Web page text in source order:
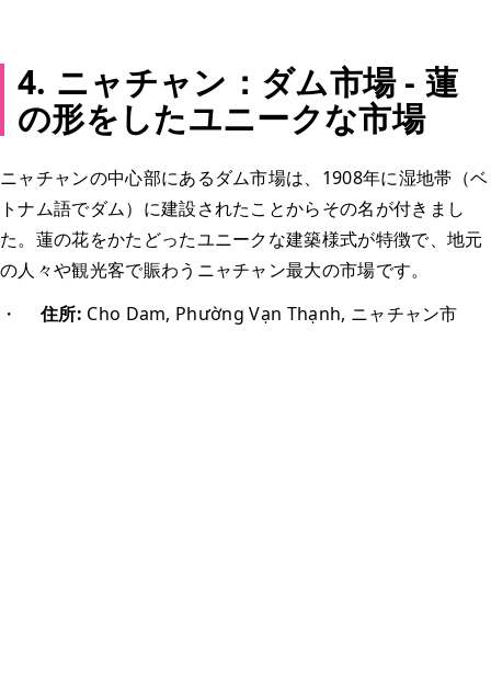
4. ニャチャン：ダム市場 - 蓮
の形をしたユニークな市場
ニャチャンの中心部にあるダム市場は、1908年に湿地帯（ベ
トナム語でダム）に建設されたことからその名が付きまし
た。蓮の花をかたどったユニークな建築様式が特徴で、地元
の人々や観光客で賑わうニャチャン最大の市場です。
・
住所: Cho Dam, Phường Vạn Thạnh, ニャチャン市